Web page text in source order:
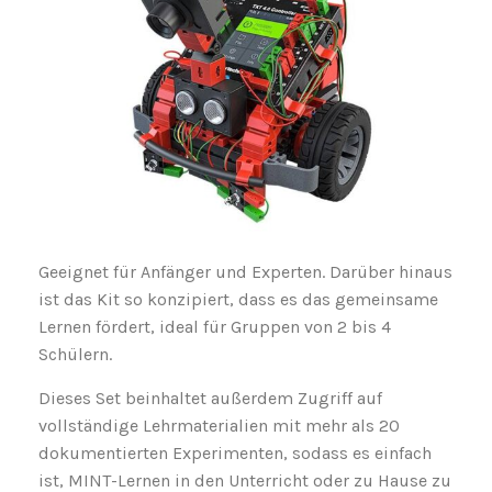
Geeignet für Anfänger und Experten. Darüber hinaus
ist das Kit so konzipiert, dass es das gemeinsame
Lernen fördert, ideal für Gruppen von 2 bis 4
Schülern.
Dieses Set beinhaltet außerdem Zugriff auf
vollständige Lehrmaterialien mit mehr als 20
dokumentierten Experimenten, sodass es einfach
ist, MINT-Lernen in den Unterricht oder zu Hause zu